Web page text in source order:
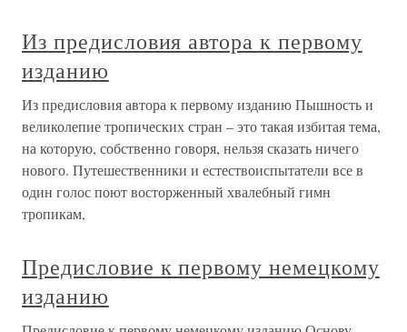
Из предисловия автора к первому
изданию
Из предисловия автора к первому изданию Пышность и
великолепие тропических стран – это такая избитая тема,
на которую, собственно говоря, нельзя сказать ничего
нового. Путешественники и естествоиспытатели все в
один голос поют восторженный хвалебный гимн
тропикам,
Предисловие к первому немецкому
изданию